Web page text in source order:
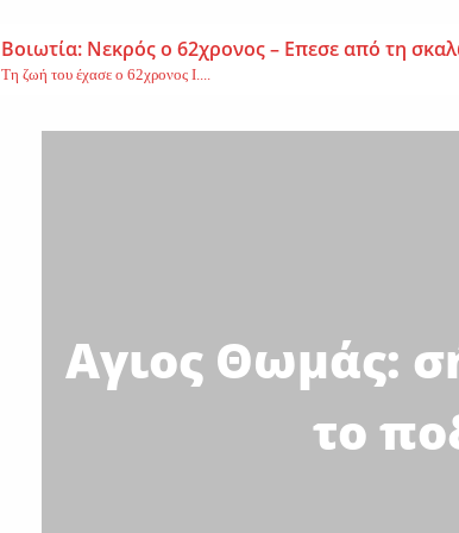
Βοιωτία: Νεκρός ο 62χρονος – Επεσε από τη
Τη ζωή του έχασε ο 62χρονος Ι....
Εφυγε από τη ζωή η μοναχή Ευπραξία
Αγιος Θωμάς:
το